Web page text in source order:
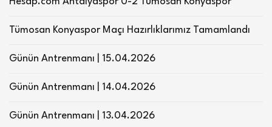
Tümosan Konyaspor Maçı Hazırlıklarımız Tamamlandı
Günün Antrenmanı | 15.04.2026
Günün Antrenmanı | 14.04.2026
Günün Antrenmanı | 13.04.2026